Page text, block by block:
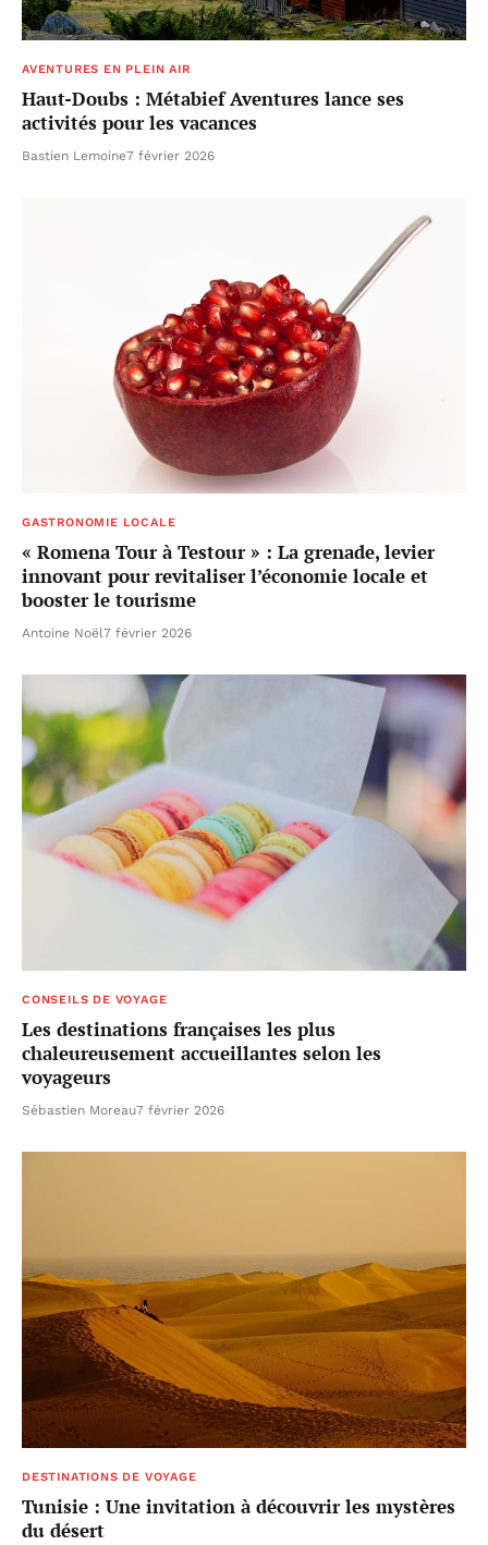
AVENTURES EN PLEIN AIR
Haut-Doubs : Métabief Aventures lance ses
activités pour les vacances
Bastien Lemoine7 février 2026
GASTRONOMIE LOCALE
« Romena Tour à Testour » : La grenade, levier
innovant pour revitaliser l’économie locale et
booster le tourisme
Antoine Noël7 février 2026
CONSEILS DE VOYAGE
Les destinations françaises les plus
chaleureusement accueillantes selon les
voyageurs
Sébastien Moreau7 février 2026
DESTINATIONS DE VOYAGE
Tunisie : Une invitation à découvrir les mystères
du désert